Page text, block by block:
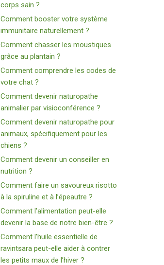
corps sain ?
Comment booster votre système
immunitaire naturellement ?
Comment chasser les moustiques
grâce au plantain ?
Comment comprendre les codes de
votre chat ?
Comment devenir naturopathe
animalier par visioconférence ?
Comment devenir naturopathe pour
animaux, spécifiquement pour les
chiens ?
Comment devenir un conseiller en
nutrition ?
Comment faire un savoureux risotto
à la spiruline et à l’épeautre ?
Comment l’alimentation peut-elle
devenir la base de notre bien-être ?
Comment l’huile essentielle de
ravintsara peut-elle aider à contrer
les petits maux de l’hiver ?